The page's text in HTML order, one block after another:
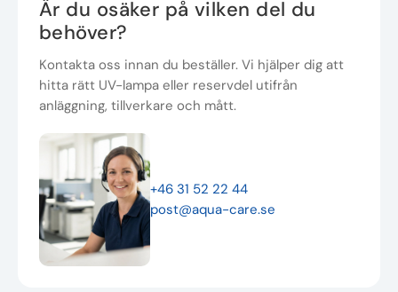
Är du osäker på vilken del du
behöver?
Kontakta oss innan du beställer. Vi hjälper dig att
hitta rätt UV-lampa eller reservdel utifrån
anläggning, tillverkare och mått.
+46 31 52 22 44
post@aqua-care.se